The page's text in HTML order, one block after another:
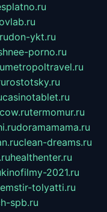
don-ykt.ru
porno.ru
metropoltravel.ru
rostotsky.ru
casinotablet.ru
termomur.ru
doramamama.ru
clean-dreams.ru
healthenter.ru
kinofilmy-2021.ru
tolyatti.ru
spb.ru